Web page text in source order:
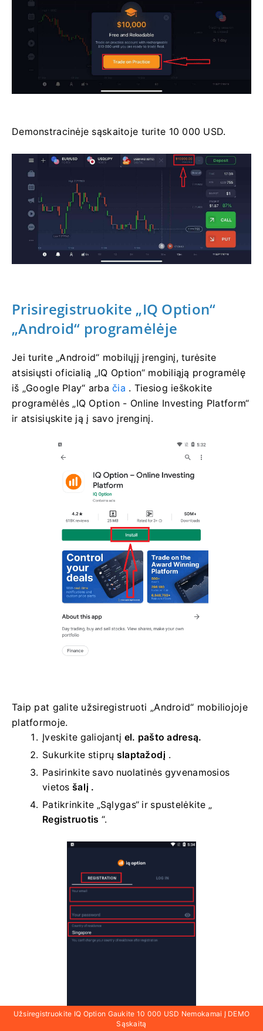
Demonstracinėje sąskaitoje turite 10 000 USD.
Prisiregistruokite „IQ Option“
„Android“ programėlėje
Jei turite „Android“ mobilųjį įrenginį, turėsite
atsisiųsti oficialią „IQ Option“ mobiliąją programėlę
iš „Google Play“ arbačia . Tiesiog ieškokite
programėlės „IQ Option - Online Investing Platform“
ir atsisiųskite ją į savo įrenginį.
Taip pat galite užsiregistruoti „Android“ mobiliojoje
platformoje.
Įveskite galiojantį el. pašto adresą.
Sukurkite stiprų slaptažodį .
Pasirinkite savo nuolatinės gyvenamosios
vietos šalį .
Patikrinkite „Sąlygas“ ir spustelėkite „
Registruotis “.
Užsiregistruokite IQ Option Gaukite 10 000 USD Nemokamai Į DEMO
Sąskaitą